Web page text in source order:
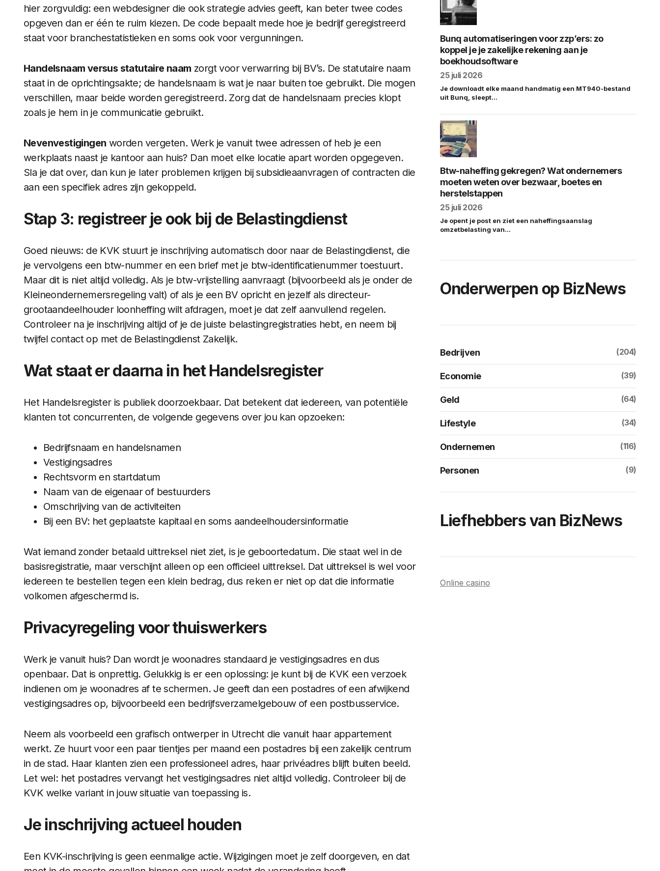
hier zorgvuldig: een webdesigner die ook strategie advies geeft, kan beter twee codes
opgeven dan er één te ruim kiezen. De code bepaalt mede hoe je bedrijf geregistreerd
staat voor branchestatistieken en soms ook voor vergunningen.
Handelsnaam versus statutaire naam zorgt voor verwarring bij BV’s. De statutaire naam
staat in de oprichtingsakte; de handelsnaam is wat je naar buiten toe gebruikt. Die mogen
verschillen, maar beide worden geregistreerd. Zorg dat de handelsnaam precies klopt
zoals je hem in je communicatie gebruikt.
Nevenvestigingen worden vergeten. Werk je vanuit twee adressen of heb je een
werkplaats naast je kantoor aan huis? Dan moet elke locatie apart worden opgegeven.
Sla je dat over, dan kun je later problemen krijgen bij subsidieaanvragen of contracten die
aan een specifiek adres zijn gekoppeld.
Stap 3: registreer je ook bij de Belastingdienst
Goed nieuws: de KVK stuurt je inschrijving automatisch door naar de Belastingdienst, die
je vervolgens een btw-nummer en een brief met je btw-identificatienummer toestuurt.
Maar dit is niet altijd volledig. Als je btw-vrijstelling aanvraagt (bijvoorbeeld als je onder de
Kleineondernemersregeling valt) of als je een BV opricht en jezelf als directeur-
grootaandeelhouder loonheffing wilt afdragen, moet je dat zelf aanvullend regelen.
Controleer na je inschrijving altijd of je de juiste belastingregistraties hebt, en neem bij
twijfel contact op met de Belastingdienst Zakelijk.
Wat staat er daarna in het Handelsregister
Het Handelsregister is publiek doorzoekbaar. Dat betekent dat iedereen, van potentiële
klanten tot concurrenten, de volgende gegevens over jou kan opzoeken:
Bedrijfsnaam en handelsnamen
Vestigingsadres
Rechtsvorm en startdatum
Naam van de eigenaar of bestuurders
Omschrijving van de activiteiten
Bij een BV: het geplaatste kapitaal en soms aandeelhoudersinformatie
Wat iemand zonder betaald uittreksel niet ziet, is je geboortedatum. Die staat wel in de
basisregistratie, maar verschijnt alleen op een officieel uittreksel. Dat uittreksel is wel voor
iedereen te bestellen tegen een klein bedrag, dus reken er niet op dat die informatie
volkomen afgeschermd is.
Privacyregeling voor thuiswerkers
Werk je vanuit huis? Dan wordt je woonadres standaard je vestigingsadres en dus
openbaar. Dat is onprettig. Gelukkig is er een oplossing: je kunt bij de KVK een verzoek
indienen om je woonadres af te schermen. Je geeft dan een postadres of een afwijkend
vestigingsadres op, bijvoorbeeld een bedrijfsverzamelgebouw of een postbusservice.
Neem als voorbeeld een grafisch ontwerper in Utrecht die vanuit haar appartement
werkt. Ze huurt voor een paar tientjes per maand een postadres bij een zakelijk centrum
in de stad. Haar klanten zien een professioneel adres, haar privéadres blijft buiten beeld.
Let wel: het postadres vervangt het vestigingsadres niet altijd volledig. Controleer bij de
KVK welke variant in jouw situatie van toepassing is.
Je inschrijving actueel houden
Een KVK-inschrijving is geen eenmalige actie. Wijzigingen moet je zelf doorgeven, en dat
Bunq automatiseringen voor zzp’ers: zo
koppel je je zakelijke rekening aan je
boekhoudsoftware
25 juli 2026
Je downloadt elke maand handmatig een MT940-bestand
uit Bunq, sleept…
Btw-naheffing gekregen? Wat ondernemers
moeten weten over bezwaar, boetes en
herstelstappen
25 juli 2026
Je opent je post en ziet een naheffingsaanslag
omzetbelasting van…
Onderwerpen op BizNews
Bedrijven (204)
Economie (39)
Geld (64)
Lifestyle (34)
Ondernemen (116)
Personen (9)
Liefhebbers van BizNews
Online casino